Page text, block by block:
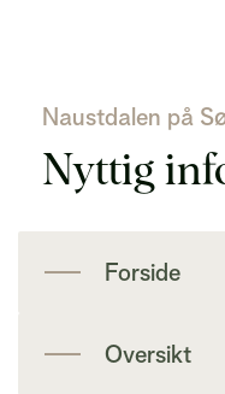
Naustdalen på
Nyttig
Forside
Oversikt